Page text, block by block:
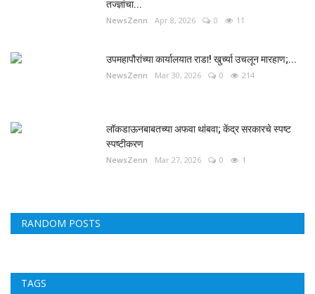
तज्ज्ञांचा...
NewsZenn Apr 8, 2026 0 11
उपमहापौरांच्या कार्यालयात राडा! खुर्च्या उचलून मारहाण;...
NewsZenn Mar 30, 2026 0 214
लॉकडाऊनबाबतच्या अफवा थांबवा; केंद्र सरकारचे स्पष्ट
स्पष्टीकरण
NewsZenn Mar 27, 2026 0 1
RANDOM POSTS
TAGS